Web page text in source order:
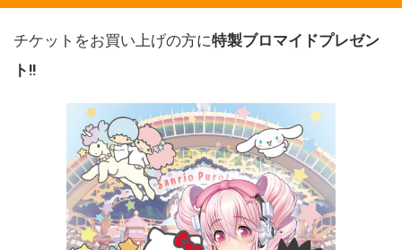
チケットをお買い上げの方に特製ブロマイドプレゼン
ト!!